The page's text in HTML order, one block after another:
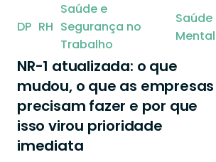
DP RH
Saúde e
Segurança no
Trabalho
Saúde
Mental
NR-1 atualizada: o que
mudou, o que as empresas
precisam fazer e por que
isso virou prioridade
imediata